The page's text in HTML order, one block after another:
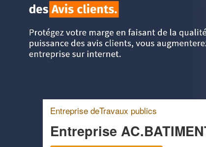
Entreprise deTravaux publics
Entreprise